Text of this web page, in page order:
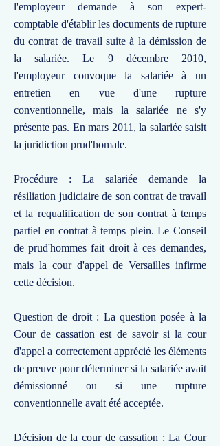
l'employeur demande à son expert-
comptable d'établir les documents de rupture
du contrat de travail suite à la démission de
la salariée. Le 9 décembre 2010,
l'employeur convoque la salariée à un
entretien en vue d'une rupture
conventionnelle, mais la salariée ne s'y
présente pas. En mars 2011, la salariée saisit
la juridiction prud'homale.
Procédure : La salariée demande la
résiliation judiciaire de son contrat de travail
et la requalification de son contrat à temps
partiel en contrat à temps plein. Le Conseil
de prud'hommes fait droit à ces demandes,
mais la cour d'appel de Versailles infirme
cette décision.
Question de droit : La question posée à la
Cour de cassation est de savoir si la cour
d'appel a correctement apprécié les éléments
de preuve pour déterminer si la salariée avait
démissionné ou si une rupture
conventionnelle avait été acceptée.
Décision de la cour de cassation : La Cour